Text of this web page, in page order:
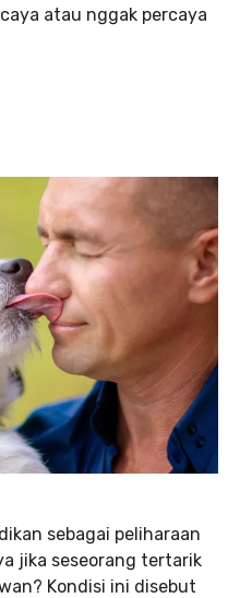
atau nggak percaya
sebagai peliharaan
jika seseorang tertarik
Kondisi ini disebut